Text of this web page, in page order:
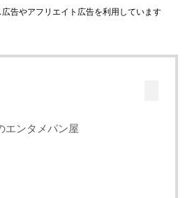
告やアフリエイト広告を利用しています
エンタメパン屋